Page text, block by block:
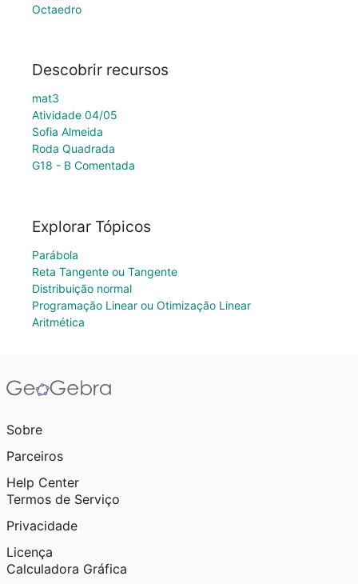
Octaedro
Descobrir recursos
mat3
Atividade 04/05
Sofia Almeida
Roda Quadrada
G18 - B Comentada
Explorar Tópicos
Parábola
Reta Tangente ou Tangente
Distribuição normal
Programação Linear ou Otimização Linear
Aritmética
Sobre
Parceiros
Help Center
Termos de Serviço
Privacidade
Licença
Calculadora Gráfica